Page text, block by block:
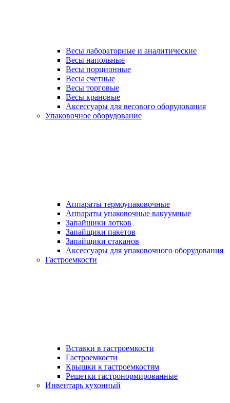
Весы лабораторные и аналитические
Весы напольные
Весы порционные
Весы счетные
Весы торговые
Весы крановые
Аксессуары для весового оборудования
Упаковочное оборудование
Аппараты термоупаковочные
Аппараты упаковочные вакуумные
Запайщики лотков
Запайщики пакетов
Запайщики стаканов
Аксессуары для упаковочного оборудования
Гастроемкости
Вставки в гастроемкости
Гастроемкости
Крышки к гастроемкостям
Решетки гастронормированные
Инвентарь кухонный